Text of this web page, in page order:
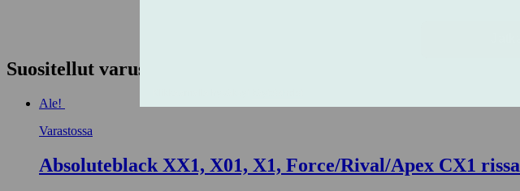
Suositellut varusteet
Ale!
Varastossa
Absoluteblack XX1, X01, X1, Force/Rival/Apex CX1